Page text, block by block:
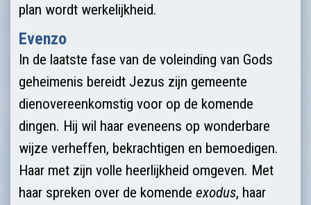
plan wordt werkelijkheid.
Evenzo
In de laatste fase van de voleinding van Gods
geheimenis bereidt Jezus zijn gemeente
dienovereenkomstig voor op de komende
dingen. Hij wil haar eveneens op wonderbare
wijze verheffen, bekrachtigen en bemoedigen.
Haar met zijn volle heerlijkheid omgeven. Met
haar spreken over de komende exodus, haar